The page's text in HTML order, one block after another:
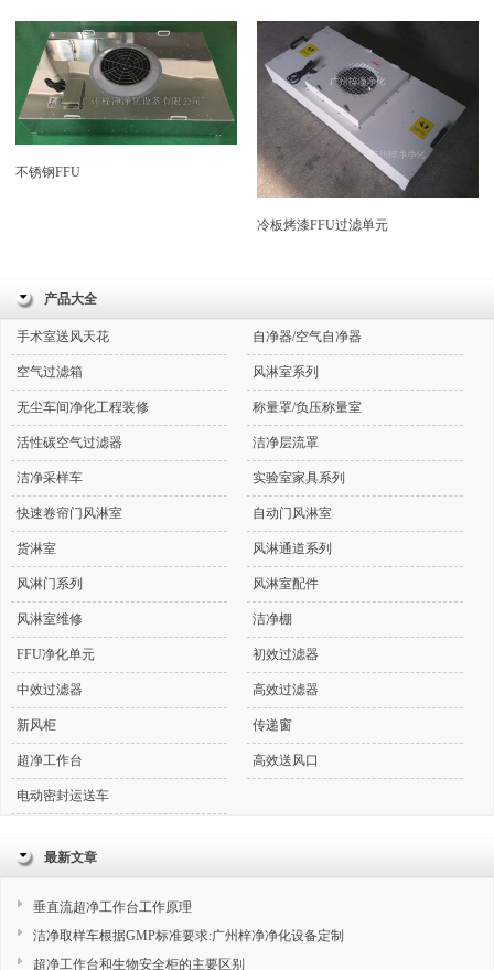
不锈钢FFU
冷板烤漆FFU过滤单元
产品大全
手术室送风天花 自净器/空气自净器
空气过滤箱 风淋室系列
无尘车间净化工程装修 称量罩/负压称量室
活性碳空气过滤器 洁净层流罩
洁净采样车 实验室家具系列
快速卷帘门风淋室 自动门风淋室
货淋室 风淋通道系列
风淋门系列 风淋室配件
风淋室维修 洁净棚
FFU净化单元 初效过滤器
中效过滤器 高效过滤器
新风柜 传递窗
超净工作台 高效送风口
电动密封运送车
最新文章
垂直流超净工作台工作原理
洁净取样车根据GMP标准要求:广州梓净净化设备定制
超净工作台和生物安全柜的主要区别